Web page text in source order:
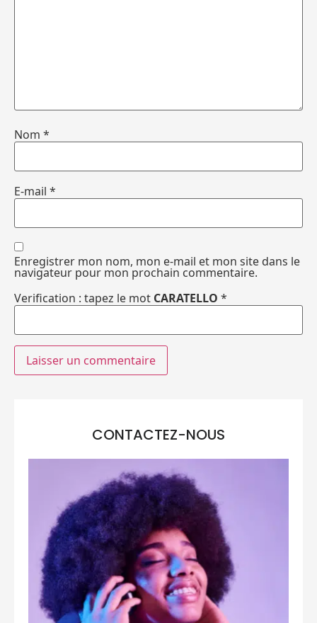
Nom *
E-mail *
Enregistrer mon nom, mon e-mail et mon site dans le
navigateur pour mon prochain commentaire.
Verification : tapez le mot CARATELLO *
CONTACTEZ-NOUS